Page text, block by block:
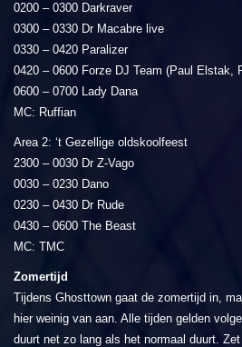
0200 – 0300 Darkraver
0300 – 0330 Dr Macabre live
0330 – 0420 Paralizer
0420 – 0600 Forze DJ Team (Paul Elstak,
0600 – 0700 Lady Dana
MC: Ruffian
Area 2: ‘t Gezellige oldskoolfeest
2300 – 0030 Dr Z-Vago
0030 – 0230 Dano
0230 – 0430 Dr Rude
0430 – 0600 The Beast
MC: TMC
Zomertijd
Tijdens Ghosttown gaat de zomertijd in,
hier weinig van aan. Alle tijden gelden
duurt net zo lang als het normaal duurt.